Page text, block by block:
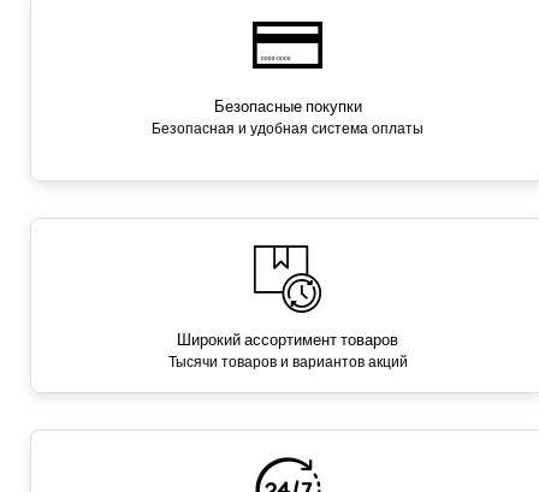
Безопасные покупки
Безопасная и удобная система оплаты
Широкий ассортимент товаров
Тысячи товаров и вариантов акций